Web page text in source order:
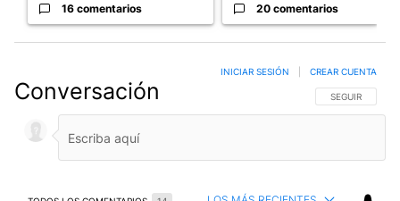
16 comentarios 20 comentarios
Conversación SIGA ESTA
SEGUIR
INICIAR SESIÓN CREAR CUENTA